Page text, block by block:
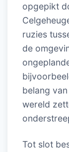
opgepikt
ruzies
de
belang
wereld
Tot slot